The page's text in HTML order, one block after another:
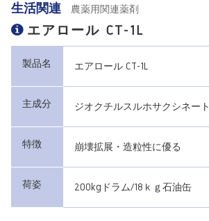
生活関連 農薬用関連薬剤
エアロール CT-1L
製品名 エアロール CT-1L
主成分 ジオクチルスルホサクシネート
特徴 崩壊拡展・造粒性に優る
荷姿 200kgドラム/18ｋｇ石油缶